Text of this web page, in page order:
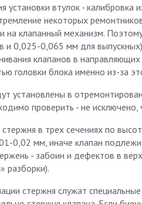
установки втулок -
некоторых
на клапанный механизм.
и 0,025-0,065 мм для
клапанов в
головки блока именно из-за
установлены в
проверить - не
в трех сечениях по
0,02 мм, иначе клапан
- забоин и дефектов в
разборки).
стержня служат